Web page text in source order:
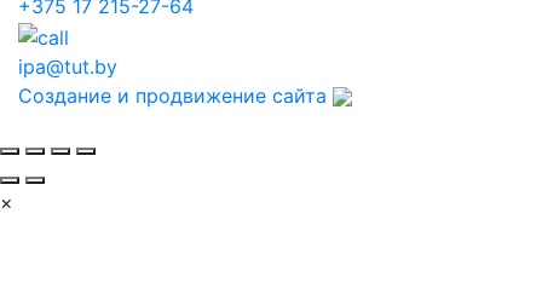
+375 17 215-27-64
ipa@tut.by
Создание и продвижение сайта
×